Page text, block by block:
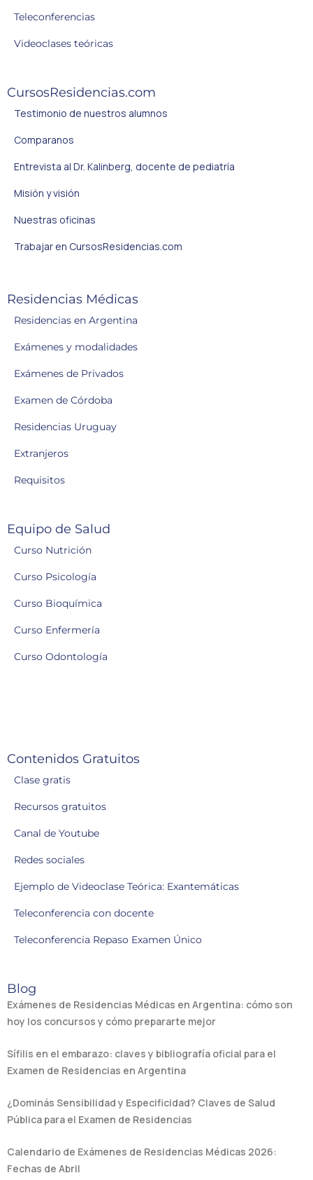
Teleconferencias
Videoclases teóricas
CursosResidencias.com
Testimonio de nuestros alumnos
Comparanos
Entrevista al Dr. Kalinberg, docente de pediatría
Misión y visión
Nuestras oficinas
Trabajar en CursosResidencias.com
Residencias Médicas
Residencias en Argentina
Exámenes y modalidades
Exámenes de Privados
Examen de Córdoba
Residencias Uruguay
Extranjeros
Requisitos
Equipo de Salud
Curso Nutrición
Curso Psicología
Curso Bioquímica
Curso Enfermería
Curso Odontología
Contenidos Gratuitos
Clase gratis
Recursos gratuitos
Canal de Youtube
Redes sociales
Ejemplo de Videoclase Teórica: Exantemáticas
Teleconferencia con docente
Teleconferencia Repaso Examen Único
Blog
Exámenes de Residencias Médicas en Argentina: cómo son
hoy los concursos y cómo prepararte mejor
Sífilis en el embarazo: claves y bibliografía oficial para el
Examen de Residencias en Argentina
¿Dominás Sensibilidad y Especificidad? Claves de Salud
Pública para el Examen de Residencias
Calendario de Exámenes de Residencias Médicas 2026:
Fechas de Abril